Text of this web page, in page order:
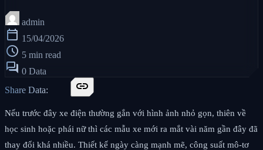
admin
calendar_today 15/04/2026
schedule 5 min read
forum 0 Data
Share Data:
link
Nếu trước đây xe điện thường gắn với hình ảnh nhỏ gọn, thiên về
học sinh hoặc phái nữ thì các mẫu xe mới ra mắt vài năm gần đây đã
thay đổi khá nhiều. Thiết kế ngày càng mạnh mẽ, công suất mô-tơ